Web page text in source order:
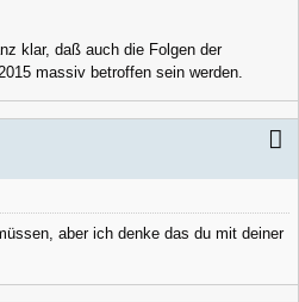
klar, daß auch die Folgen der
massiv betroffen sein werden.
aber ich denke das du mit deiner